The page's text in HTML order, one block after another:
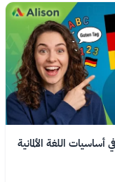
أساسيات اللغة الألمانية